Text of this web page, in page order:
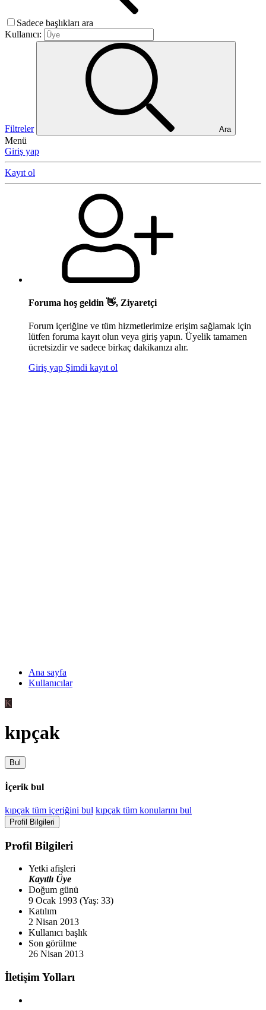
Sadece başlıkları ara
Kullanıcı:
Filtreler Ara
Menü
Giriş yap
Kayıt ol
Foruma hoş geldin 👋, Ziyaretçi
Forum içeriğine ve tüm hizmetlerimize erişim sağlamak için
lütfen foruma kayıt olun veya giriş yapın. Üyelik tamamen
ücretsizdir ve sadece birkaç dakikanızı alır.
Giriş yap Şimdi kayıt ol
Ana sayfa
Kullanıcılar
K
kıpçak
Bul
İçerik bul
kıpçak tüm içeriğini bul kıpçak tüm konularını bul
Profil Bilgileri
Profil Bilgileri
Yetki afişleri
Kayıtlı Üye
Doğum günü
9 Ocak 1993 (Yaş: 33)
Katılım
2 Nisan 2013
Kullanıcı başlık
Son görülme
26 Nisan 2013
İletişim Yolları